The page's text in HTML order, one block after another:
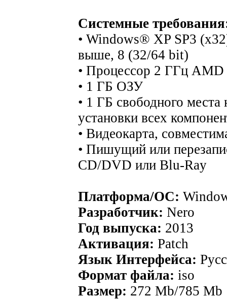
Системные
• Windows® XP SP3
выше, 8 (32/64 bit)
• Процессор 2 ГГц
• 1 ГБ ОЗУ
• 1 ГБ свободного места
установки всех
• Видеокарта,
• Пишущий или
CD/DVD или Blu-Ray
Платформа/ОС:
Разработчик: Nero
Год выпуска: 2013
Активация: Patch
Язык Интерфейса:
Формат файла: iso
Размер: 272 Mb/785 Mb